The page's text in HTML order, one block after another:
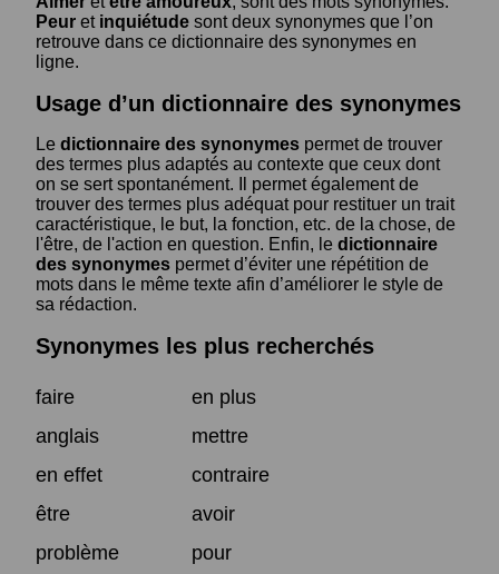
Peur et inquiétude sont deux synonymes que l’on
retrouve dans ce dictionnaire des synonymes en
ligne.
Usage d’un dictionnaire des synonymes
Le dictionnaire des synonymes permet de trouver
des termes plus adaptés au contexte que ceux dont
on se sert spontanément. Il permet également de
trouver des termes plus adéquat pour restituer un trait
caractéristique, le but, la fonction, etc. de la chose, de
l'être, de l'action en question. Enfin, le dictionnaire
des synonymes permet d’éviter une répétition de
mots dans le même texte afin d’améliorer le style de
sa rédaction.
Synonymes les plus recherchés
faire
en plus
anglais
mettre
en effet
contraire
être
avoir
problème
pour